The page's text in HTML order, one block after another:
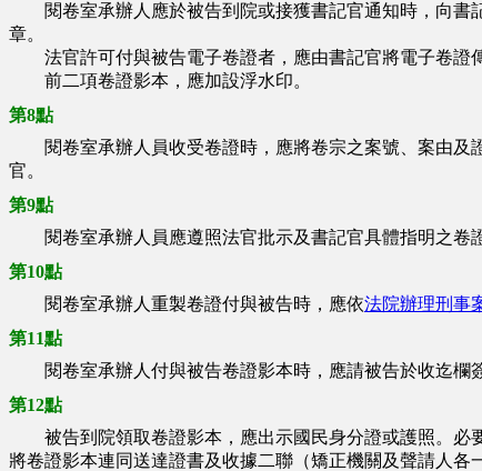
閱卷室承辦人應於被告到院或接獲書記官通知時，向書
章。
法官許可付與被告電子卷證者，應由書記官將電子卷證
前二項卷證影本，應加設浮水印。
第8點
閱卷室承辦人員收受卷證時，應將卷宗之案號、案由及
官。
第9點
閱卷室承辦人員應遵照法官批示及書記官具體指明之卷證
第10點
閱卷室承辦人重製卷證付與被告時，應依法院辦理刑事
第11點
閱卷室承辦人付與被告卷證影本時，應請被告於收迄欄
第12點
被告到院領取卷證影本，應出示國民身分證或護照。必
將卷證影本連同送達證書及收據二聯（矯正機關及聲請人